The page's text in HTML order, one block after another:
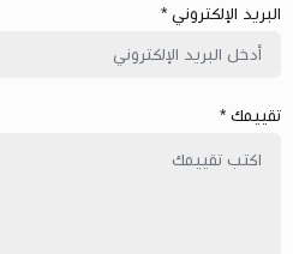
البريد الإلكتروني *
تقييمك *